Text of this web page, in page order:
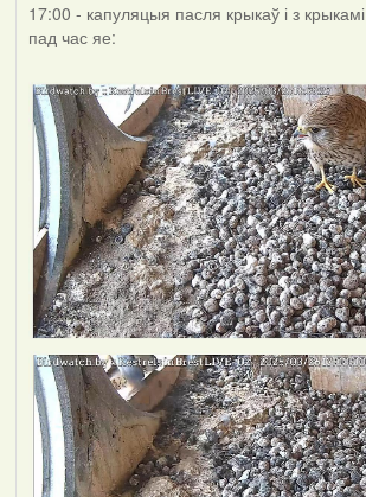
17:00 - капуляцыя пасля крыкаў і з крыкамі
пад час яе: